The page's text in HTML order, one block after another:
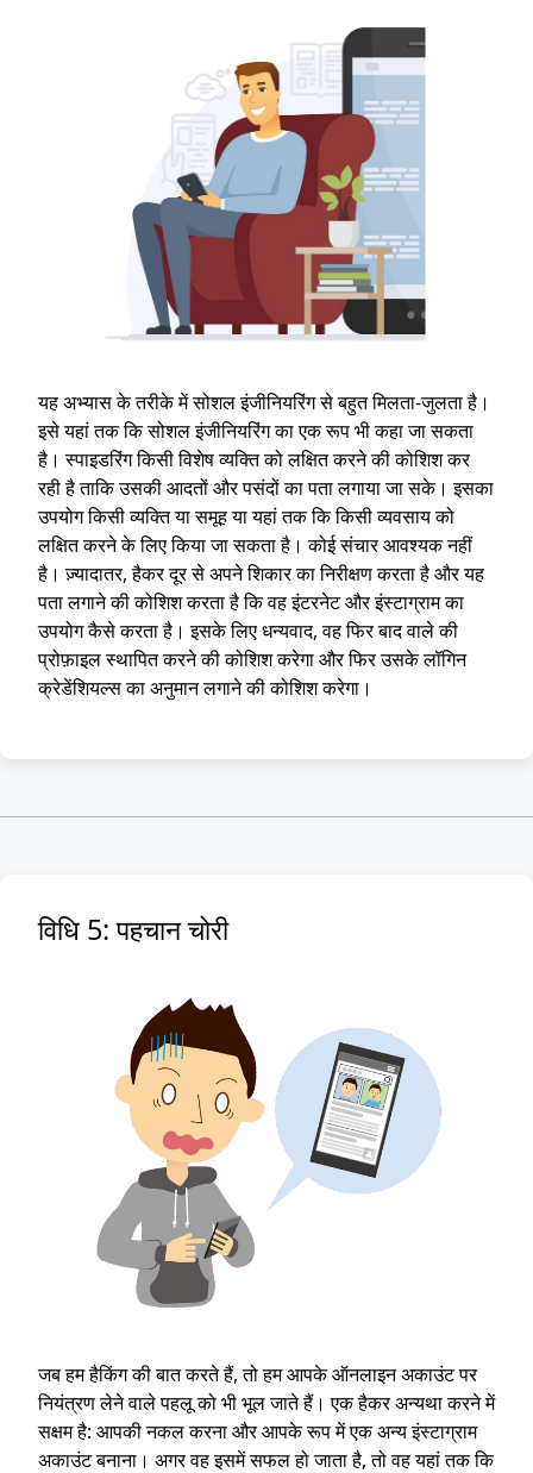
यह अभ्यास के तरीके में सोशल इंजीनियरिंग से बहुत मिलता-जुलता है।
इसे यहां तक कि सोशल इंजीनियरिंग का एक रूप भी कहा जा सकता
है। स्पाइडरिंग किसी विशेष व्यक्ति को लक्षित करने की कोशिश कर
रही है ताकि उसकी आदतों और पसंदों का पता लगाया जा सके। इसका
उपयोग किसी व्यक्ति या समूह या यहां तक कि किसी व्यवसाय को
लक्षित करने के लिए किया जा सकता है। कोई संचार आवश्यक नहीं
है। ज़्यादातर, हैकर दूर से अपने शिकार का निरीक्षण करता है और यह
पता लगाने की कोशिश करता है कि वह इंटरनेट और इंस्टाग्राम का
उपयोग कैसे करता है। इसके लिए धन्यवाद, वह फिर बाद वाले की
प्रोफ़ाइल स्थापित करने की कोशिश करेगा और फिर उसके लॉगिन
क्रेडेंशियल्स का अनुमान लगाने की कोशिश करेगा।
विधि 5: पहचान चोरी
जब हम हैकिंग की बात करते हैं, तो हम आपके ऑनलाइन अकाउंट पर
नियंत्रण लेने वाले पहलू को भी भूल जाते हैं। एक हैकर अन्यथा करने में
सक्षम है: आपकी नकल करना और आपके रूप में एक अन्य इंस्टाग्राम
अकाउंट बनाना। अगर वह इसमें सफल हो जाता है, तो वह यहां तक कि